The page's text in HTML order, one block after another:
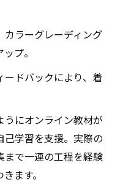
ラーグレーディング
プ。
ドバックにより、着
うにオンライン教材が
学習を支援。実際の
で一連の工程を経験
ます。